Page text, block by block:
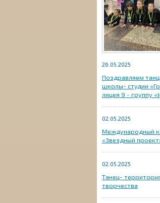
26.05.2025
Поздравляем
школы- студии
лицея 9 - группу
02.05.2025
Международный
«Звездный
02.05.2025
Танец-
творчества